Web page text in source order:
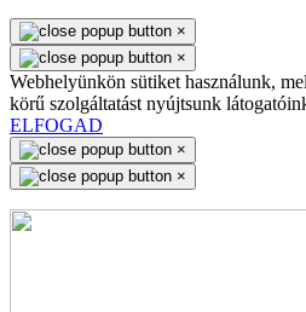
×
×
Webhelyünkön sütiket használunk,
körű szolgáltatást nyújtsunk
ELFOGAD
×
×